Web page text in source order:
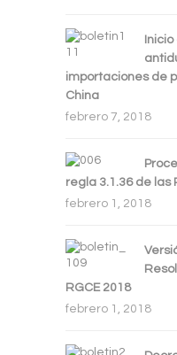
importaciones de
China
febrero 7, 2018
regla 3.1.36 de las
febrero 1, 2018
RGCE 2018
febrero 1, 2018